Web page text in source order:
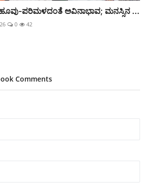
ಹೂವು-ಪರಿಮಳದಂತೆ ಅವಿನಾಭಾವ; ಮನಸ್ಸಿನ ...
0 42
Comments